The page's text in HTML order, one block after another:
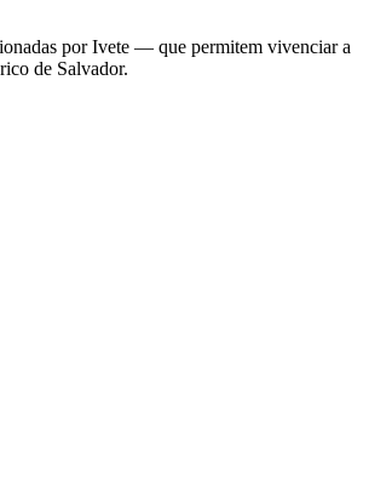
por Ivete — que permitem vivenciar a
de Salvador.